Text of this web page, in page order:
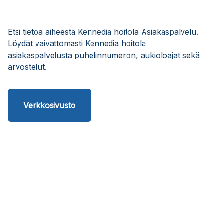
Etsi tietoa aiheesta Kennedia hoitola Asiakaspalvelu.
Löydät vaivattomasti Kennedia hoitola
asiakaspalvelusta puhelinnumeron, aukioloajat sekä
arvostelut.
Verkkosivusto